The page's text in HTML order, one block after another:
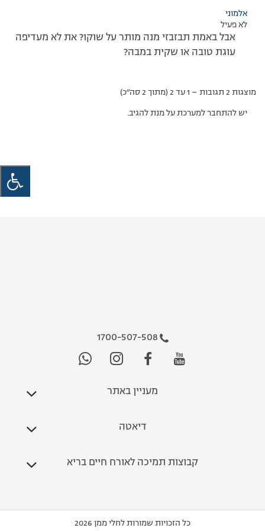
אלמוני
לא פעיל
אבל באמת תבזבזי מנה מותר על שוקו? את לא מעדיפה
עוגת טובה או שקית במבה?
מוצגות 2 תגובות – 1 עד 2 (מתוך 2 סה״כ)
יש להתחבר למערכת על מנת להגיב.
1700-507-508
מעניין באתר
דיאטה
קבוצות תמיכה לאורח חיים בריא
כל הזכויות שמורות לחלי ממן 2026